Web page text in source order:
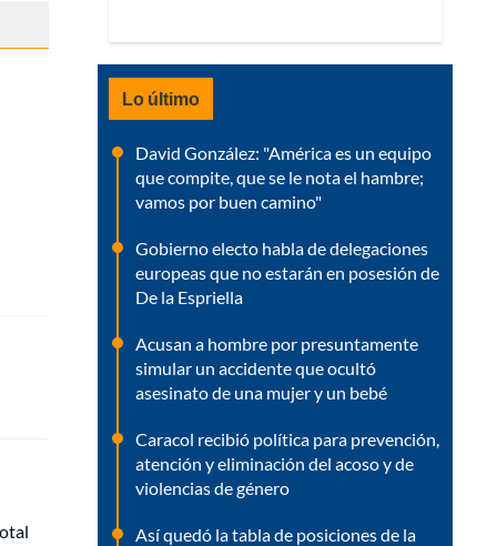
Lo último
David González: "América es un equipo
que compite, que se le nota el hambre;
vamos por buen camino"
Gobierno electo habla de delegaciones
europeas que no estarán en posesión de
De la Espriella
Acusan a hombre por presuntamente
simular un accidente que ocultó
asesinato de una mujer y un bebé
Caracol recibió política para prevención,
atención y eliminación del acoso y de
violencias de género
Así quedó la tabla de posiciones de la